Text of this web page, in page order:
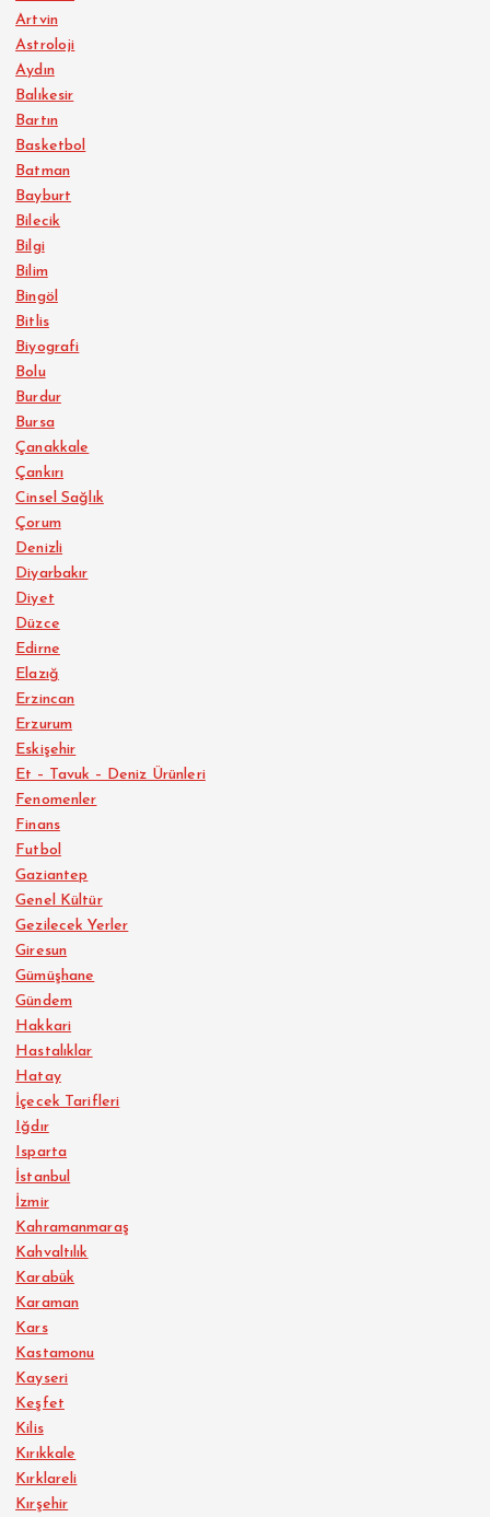
Artvin
Astroloji
Aydın
Balıkesir
Bartın
Basketbol
Batman
Bayburt
Bilecik
Bilgi
Bilim
Bingöl
Bitlis
Biyografi
Bolu
Burdur
Bursa
Çanakkale
Çankırı
Cinsel Sağlık
Çorum
Denizli
Diyarbakır
Diyet
Düzce
Edirne
Elazığ
Erzincan
Erzurum
Eskişehir
Et – Tavuk – Deniz Ürünleri
Fenomenler
Finans
Futbol
Gaziantep
Genel Kültür
Gezilecek Yerler
Giresun
Gümüşhane
Gündem
Hakkari
Hastalıklar
Hatay
İçecek Tarifleri
Iğdır
Isparta
İstanbul
İzmir
Kahramanmaraş
Kahvaltılık
Karabük
Karaman
Kars
Kastamonu
Kayseri
Keşfet
Kilis
Kırıkkale
Kırklareli
Kırşehir